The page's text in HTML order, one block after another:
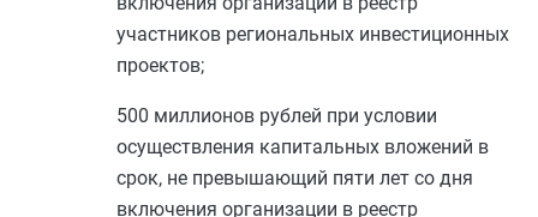
участников региональных инвестиционных
проектов;
500 миллионов рублей при условии
осуществления капитальных вложений в
срок, не превышающий пяти лет со дня
включения организации в реестр